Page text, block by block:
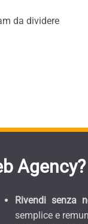
da dividere
Rivendi senza
semplice e